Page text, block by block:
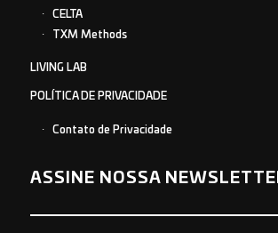
CELTA
TXM Methods
LIVING LAB
POLÍTICA DE PRIVACIDADE
Contato de Privacidade
ASSINE NOSSA